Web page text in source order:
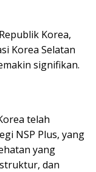
Korea,
Korea Selatan
signifikan.
telah
NSP Plus, yang
yang
dan